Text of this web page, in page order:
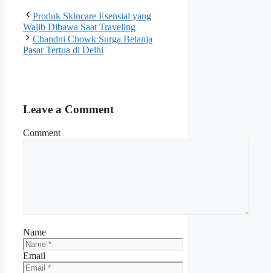
Produk Skincare Esensial yang
Wajib Dibawa Saat Traveling
Chandni Chowk Surga Belanja
Pasar Tertua di Delhi
Leave a Comment
Comment
Name
Email